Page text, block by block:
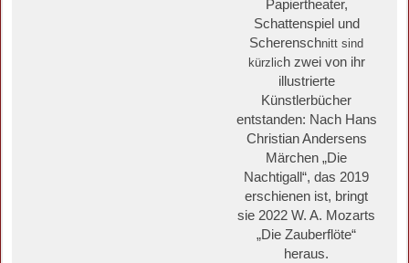
Papiertheater,
Schattenspiel und
Scherenschnitt sind
kürzlic h zwei von ihr
illustrierte
Künstlerbücher
entstanden: Nach Hans
Christian Andersens
Märchen „Die
Nachtigall“, das 2019
erschienen ist, bringt
sie 2022 W. A. Mozarts
„Die Zauberflöte“
heraus.